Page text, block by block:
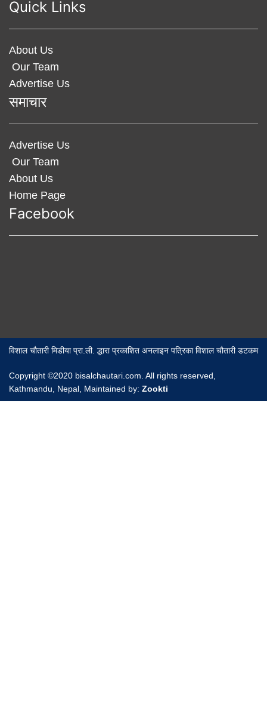
Quick Links
About Us
Our Team
Advertise Us
समाचार
Advertise Us
Our Team
About Us
Home Page
Facebook
विशाल चौतारी मिडीया प्रा.ली. द्धारा प्रकाशित अनलाइन पत्रिका विशाल चौतारी डटकम
Copyright ©2020 bisalchautari.com. All rights reserved,
Kathmandu, Nepal, Maintained by: Zookti